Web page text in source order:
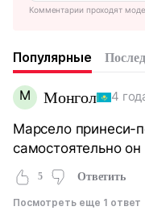
Комментарии проходят
Популярные
М Монгол 4
Марсело принеси-
самостоятельно
5 Ответить
Посмотреть еще 1 ответ